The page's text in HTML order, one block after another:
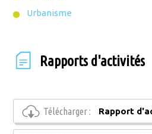
Urbanisme
Rapports d'activités
Télécharger : Rapport